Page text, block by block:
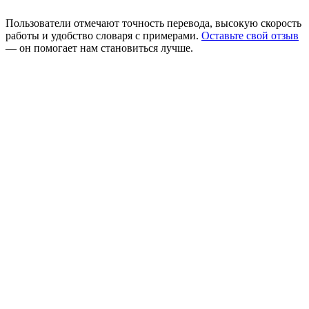
Пользователи отмечают точность перевода, высокую скорость
работы и удобство словаря с примерами. Оставьте свой отзыв
— он помогает нам становиться лучше.